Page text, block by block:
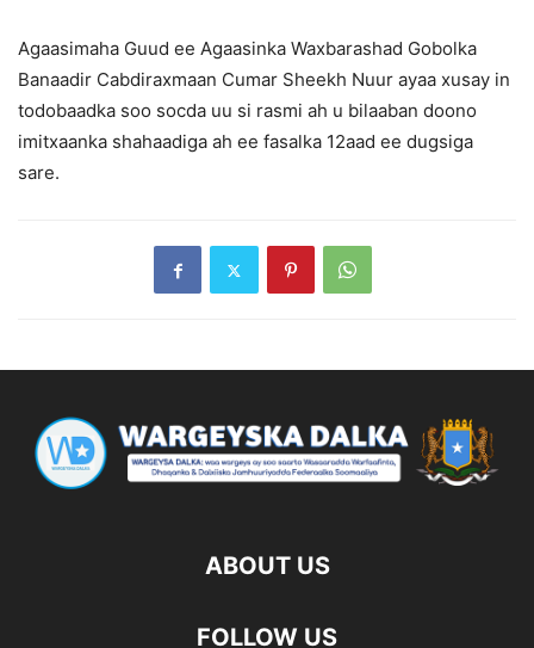
Agaasimaha Guud ee Agaasinka Waxbarashad Gobolka
Banaadir Cabdiraxmaan Cumar Sheekh Nuur ayaa xusay in
todobaadka soo socda uu si rasmi ah u bilaaban doono
imitxaanka shahaadiga ah ee fasalka 12aad ee dugsiga
sare.
ABOUT US
FOLLOW US